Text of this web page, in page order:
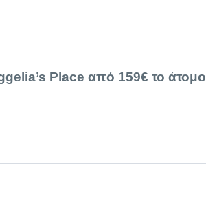
Place από 159€ το άτομο